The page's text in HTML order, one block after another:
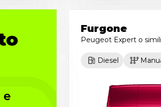
e
Furgone
Peugeot Expert o simili
Diesel